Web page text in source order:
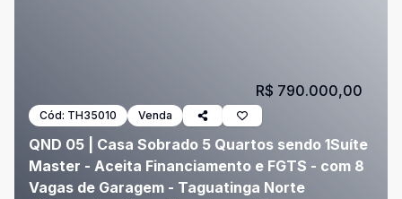
Cód: TH35010 Venda
QND 05 | Casa Sobrado 5 Quartos sendo 1Suíte
Master - Aceita Financiamento e FGTS - com 8
Vagas de Garagem - Taguatinga Norte
R$ 790.000,00